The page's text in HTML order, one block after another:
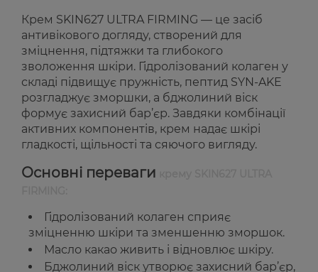
Крем SKIN627 ULTRA FIRMING — це засіб
антивікового догляду, створений для
зміцнення, підтяжки та глибокого
зволоження шкіри. Гідролізований колаген у
складі підвищує пружність, пептид SYN-AKE
розгладжує зморшки, а бджолиний віск
формує захисний бар’єр. Завдяки комбінації
активних компонентів, крем надає шкірі
гладкості, щільності та сяючого вигляду.
Основні переваги
Гідролізований колаген сприяє
зміцненню шкіри та зменшенню зморшок.
Масло какао живить і відновлює шкіру.
Бджолиний віск утворює захисний бар’єр,